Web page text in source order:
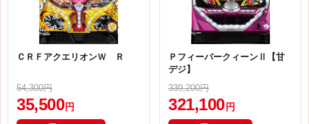
ＣＲＦアクエリオンＷ Ｒ
54,300円
35,500 円
ＰフィーバークィーンⅡ【甘
デジ】
339,200円
321,100 円